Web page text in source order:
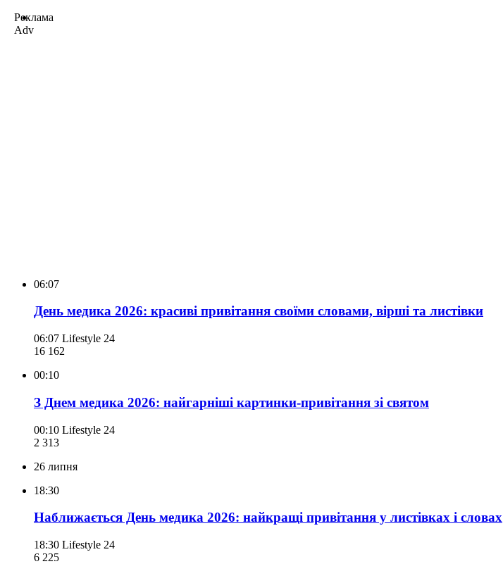
Реклама
Adv
06:07
День медика 2026: красиві привітання своїми словами, вірші та листівки
06:07 Lifestyle 24
16 162
00:10
З Днем медика 2026: найгарніші картинки-привітання зі святом
00:10 Lifestyle 24
2 313
26 липня
18:30
Наближається День медика 2026: найкращі привітання у листівках і словах
18:30 Lifestyle 24
6 225